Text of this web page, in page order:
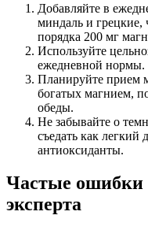
Добавляйте в
миндаль и грецкие,
порядка 200 мг
Используйте
ежедневной нормы.
Планируйте прием
богатых магнием,
обеды.
Не забывайте о
съедать как легкий
антиоксиданты.
Частые ошибки
эксперта